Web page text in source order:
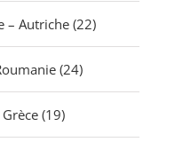
– Autriche (22)
(24)
(19)